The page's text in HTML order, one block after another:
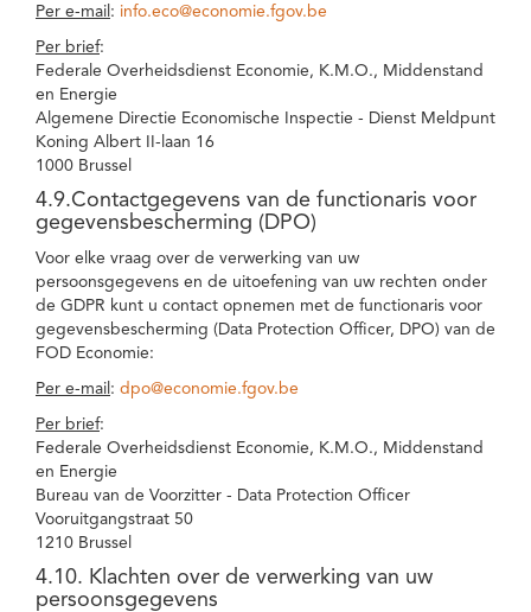
Per e-mail : info.eco@economie.fgov.be
Per brief:
Federale Overheidsdienst Economie, K.M.O., Middenstand
en Energie
Algemene Directie Economische Inspectie - Dienst Meldpunt
Koning Albert II-laan 16
1000 Brussel
4.9.Contactgegevens van de functionaris voor
gegevensbescherming (DPO)
Voor elke vraag over de verwerking van uw
persoonsgegevens en de uitoefening van uw rechten onder
de GDPR kunt u contact opnemen met de functionaris voor
gegevensbescherming (Data Protection Officer, DPO) van de
FOD Economie:
Per e-mail : dpo@economie.fgov.be
Per brief:
Federale Overheidsdienst Economie, K.M.O., Middenstand
en Energie
Bureau van de Voorzitter - Data Protection Officer
Vooruitgangstraat 50
1210 Brussel
4.10. Klachten over de verwerking van uw
persoonsgegevens